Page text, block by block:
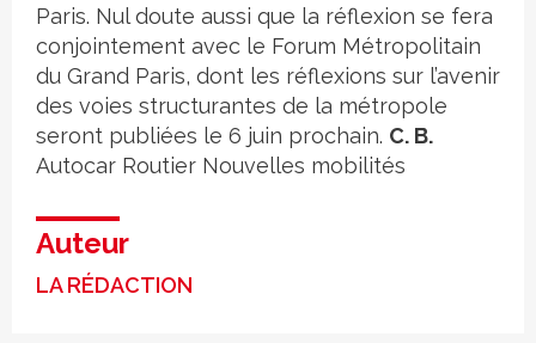
Paris. Nul doute aussi que la réflexion se fera
conjointement avec le Forum Métropolitain
du Grand Paris, dont les réflexions sur l’avenir
des voies structurantes de la métropole
seront publiées le 6 juin prochain. C. B.
Autocar Routier Nouvelles mobilités
Auteur
LA RÉDACTION